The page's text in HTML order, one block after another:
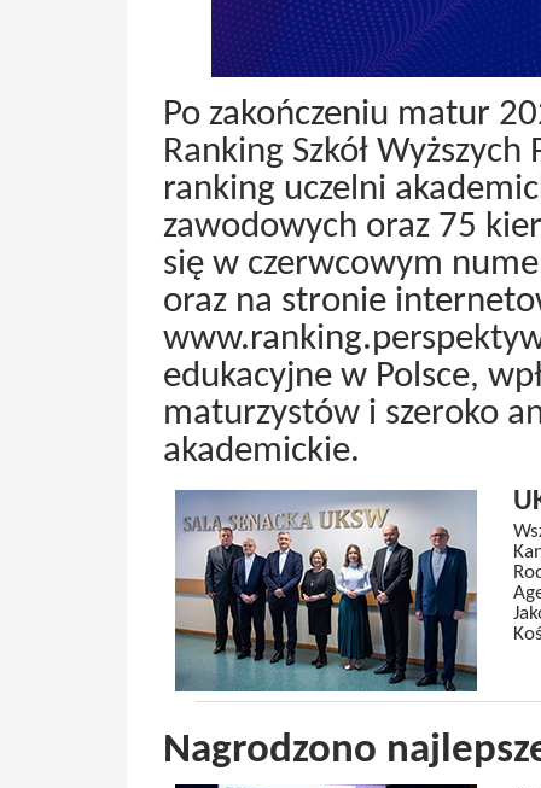
Po zakończeniu matur
Ranking Szkół
ranking uczelni
zawodowych oraz 75
się w czerwcowym
oraz na stronie
edukacyjne w Polsce,
maturzystów i szeroko
akademickie.
Nagrodzono